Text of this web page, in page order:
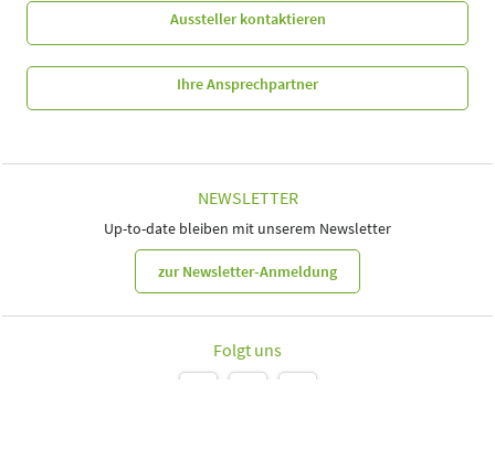
Aussteller kontaktieren
Ihre Ansprechpartner
NEWSLETTER
Up-to-date bleiben mit unserem Newsletter
zur Newsletter-Anmeldung
Folgt uns